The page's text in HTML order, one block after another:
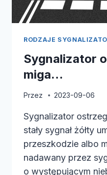
RODZAJE
Sygnalizator
miga…
Przez 2023-09-06
Sygnalizator
stały sygnał żółty
przeszkodzie albo
nadawany przez
o występującym